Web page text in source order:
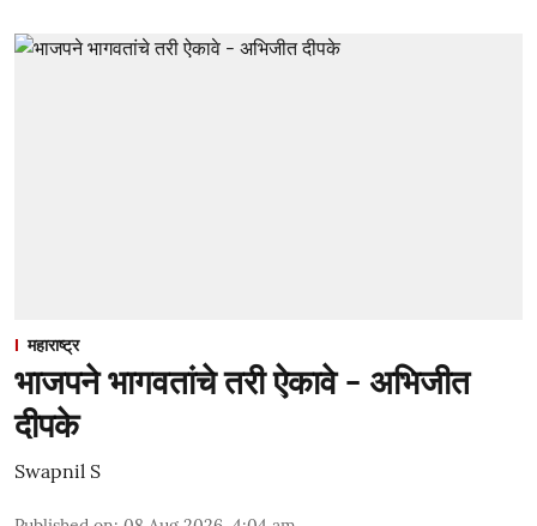
महाराष्ट्र
भाजपने भागवतांचे तरी ऐकावे - अभिजीत
दीपके
Swapnil S